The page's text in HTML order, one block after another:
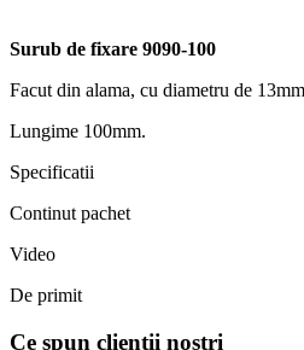
Surub de fixare 9090-100
Facut din alama, cu diametru de
Lungime 100mm.
Specificatii
Continut pachet
Video
De primit
Ce spun clienții noștri